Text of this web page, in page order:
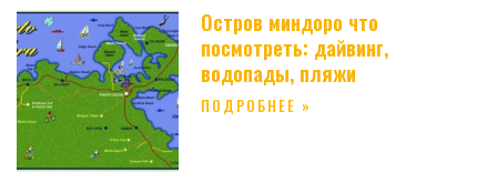
Остров миндоро что
посмотреть: дайвинг,
водопады, пляжи
ПОДРОБНЕЕ »